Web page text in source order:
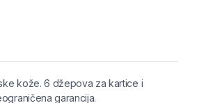
kože. 6 džepova za kartice i
garancija.